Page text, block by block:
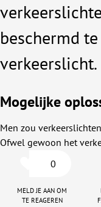
beschermd
verkeerslicht.
Mogelijke
Men zou
Ofwel gewoon het
0
Meld je aan om
te reageren